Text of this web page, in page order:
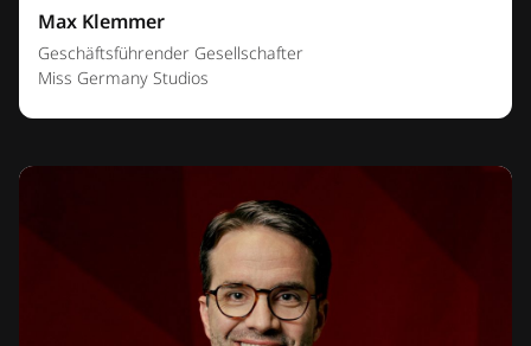
Max Klemmer
Geschäftsführender Gesellschafter
Miss Germany Studios